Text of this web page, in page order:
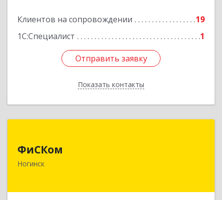
Клиентов на сопровождении
19
1С:Специалист
1
Отправить заявку
Показать контакты
Отправить заявку
Назад
ФиСКом
Ногинск
Подробнее